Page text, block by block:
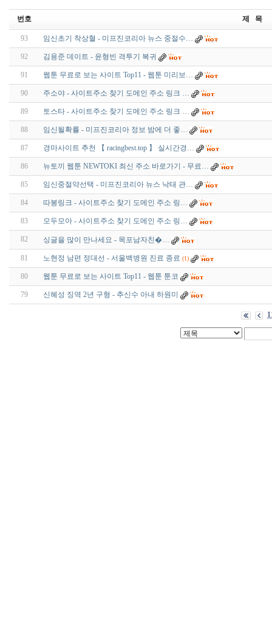
번호 제 목
93 임신초기 착상혈 - 미프진코리아 뉴스 중절수…
92 김용준 데이트 - 윤형빈 격투기 복귀
91 웹툰 무료로 보는 사이트 Top11 - 웹툰 미리보…
90 주소야 - 사이트주소 찾기 도메인 주소 링크 …
89 토스타 - 사이트주소 찾기 도메인 주소 링크 …
88 임신될확률 - 미프진코리아 정보 밤에 더 좋…
87 경마사이트 추천 【 racingbest.top 】 실시간경…
86 뉴토끼 웹툰 NEWTOKI 최신 주소 바로가기 - 무료…
85 임신중절약선택 - 미프진코리아 뉴스 낙태 관…
84 따봉링크 - 사이트주소 찾기 도메인 주소 링…
83 모두모아 - 사이트주소 찾기 도메인 주소 링…
82 싱글을 많이 만나세요 - 목­포­남­자­친­�…
81 노현정 남편 정대선 - 서울백병원 진료 종료 (1)
80 웹툰 무료로 보는 사이트 Top11 - 웹툰 툰코
79 신혜성 징역 2년 구형 - 추신수 아내 하원미